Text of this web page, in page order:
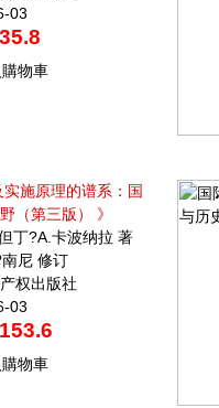
03
35.8
物車
实施原理的谱系：国
（第三版） 》
丁?A.卡波纳拉 著
尼 修订
权出版社
03
153.6
物車